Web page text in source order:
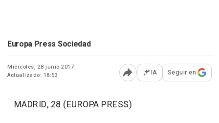
Europa Press Sociedad
Miércoles, 28 junio 2017
Actualizado: 18:53
Abrir opciones para
IA Seguir en
MADRID, 28 (EUROPA PRESS)